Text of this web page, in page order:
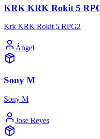
KRK KRK Rokit 5
Krk KRK Rokit 5 RPG2
Ángel
Sony M
Sony M
Jose Reyes